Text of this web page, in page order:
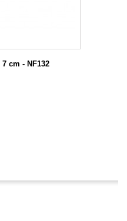
cm - NF132